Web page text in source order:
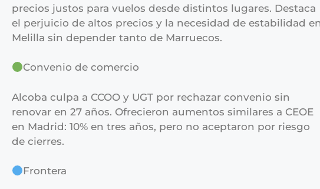
precios justos para vuelos desde distintos lugares. Destaca
el perjuicio de altos precios y la necesidad de estabilidad en
Melilla sin depender tanto de Marruecos.
Convenio de comercio
Alcoba culpa a CCOO y UGT por rechazar convenio sin
renovar en 27 años. Ofrecieron aumentos similares a CEOE
en Madrid: 10% en tres años, pero no aceptaron por riesgo
de cierres.
Frontera